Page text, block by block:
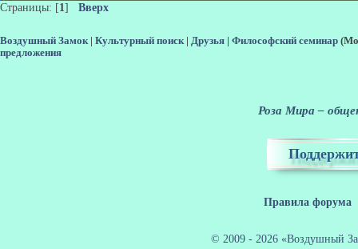
Страницы: [1] Вверх
Воздушный Замок| Культурный поиск| Друзья Философский семинар
предложения
Роза Мира –
Правила форума
© 2009 - 2026 «Воздушный